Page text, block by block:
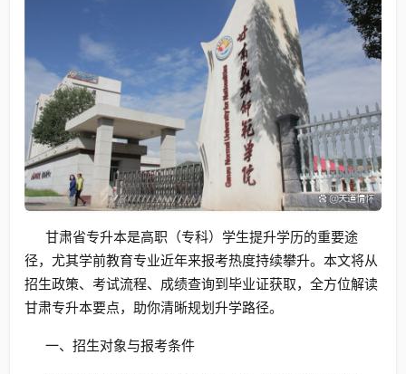
甘肃省专升本是高职（专科）学生提升学历的重要途
径，尤其学前教育专业近年来报考热度持续攀升。本文将从
招生政策、考试流程、成绩查询到毕业证获取，全方位解读
甘肃专升本要点，助你清晰规划升学路径。
一、招生对象与报考条件